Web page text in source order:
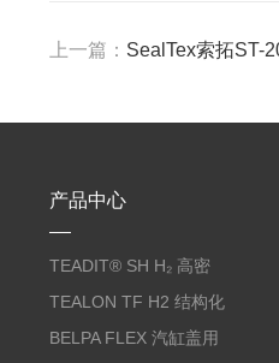
上一篇： SealTex索拓ST-
产品中心
TEADIT® SH H₂ 高密
度纯PTFE垫片
TEALON TF H2 结构化
PTFE垫片
BELPA FLEX 汽缸盖用